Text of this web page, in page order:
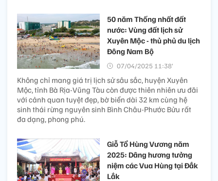
50 năm Thống nhất đất
nước: Vùng đất lịch sử
Xuyên Mộc - thủ phủ du lịch
Đông Nam Bộ
07/04/2025 11:38’
Không chỉ mang giá trị lịch sử sâu sắc, huyện Xuyên
Mộc, tỉnh Bà Rịa-Vũng Tàu còn được thiên nhiên ưu đãi
với cảnh quan tuyệt đẹp, bờ biển dài 32 km cùng hệ
sinh thái rừng nguyên sinh Bình Châu-Phước Bửu rất
đa dạng, phong phú.
Giỗ Tổ Hùng Vương năm
2025: Dâng hương tưởng
niệm các Vua Hùng tại Đắk
Lắk